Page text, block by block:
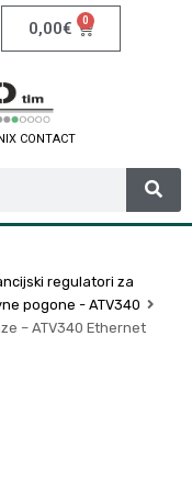
0,00€ 0
IX CONTACT
regulatori za
pogone - ATV340
– ATV340 Ethernet